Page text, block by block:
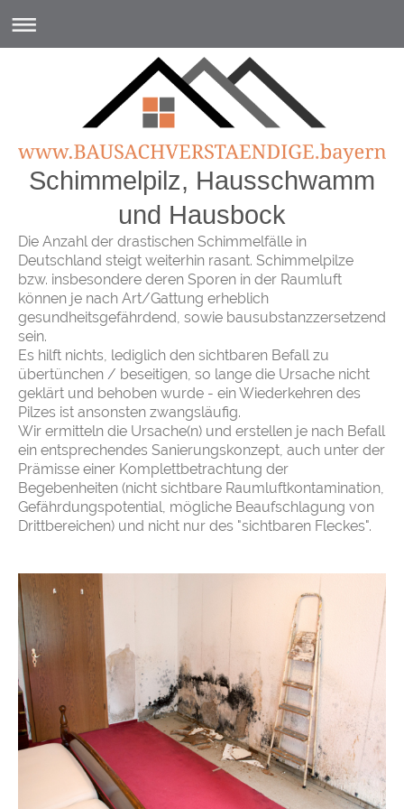
Schimmelpilz, Hausschwamm
und Hausbock
Die Anzahl der drastischen Schimmelfälle in
Deutschland steigt weiterhin rasant. Schimmelpilze
bzw. insbesondere deren Sporen in der Raumluft
können je nach Art/Gattung erheblich
gesundheitsgefährdend, sowie bausubstanzzersetzend
sein.
Es hilft nichts, lediglich den sichtbaren Befall zu
übertünchen / beseitigen, so lange die Ursache nicht
geklärt und behoben wurde - ein Wiederkehren des
Pilzes ist ansonsten zwangsläufig.
Wir ermitteln die Ursache(n) und erstellen je nach Befall
ein entsprechendes Sanierungskonzept, auch unter der
Prämisse einer Komplettbetrachtung der
Begebenheiten (nicht sichtbare Raumluftkontamination,
Gefährdungspotential, mögliche Beaufschlagung von
Drittbereichen) und nicht nur des "sichtbaren Fleckes".